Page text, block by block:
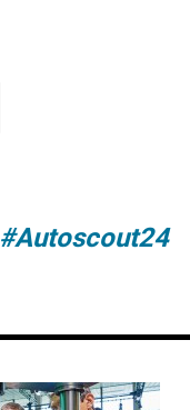
#Autoscout24